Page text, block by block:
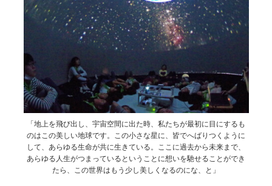
「地上を飛び出し、宇宙空間に出た時、私たちが最初に目にするも
のはこの美しい地球です。この小さな星に、皆でへばりつくように
して、あらゆる生命が共に生きている。ここに過去から未来まで、
あらゆる人生がつまっているということに想いを馳せることができ
たら、この世界はもう少し美しくなるのにな、と」